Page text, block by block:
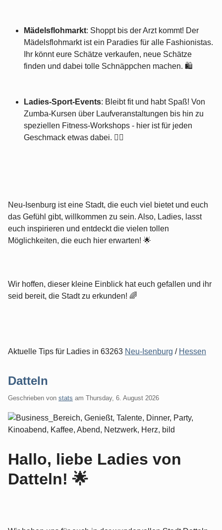
Mädelsflohmarkt: Shoppt bis der Arzt kommt! Der
Mädelsflohmarkt ist ein Paradies für alle Fashionistas.
Ihr könnt eure Schätze verkaufen, neue Schätze
finden und dabei tolle Schnäppchen machen. 🛍️
Ladies-Sport-Events: Bleibt fit und habt Spaß! Von
Zumba-Kursen über Laufveranstaltungen bis hin zu
speziellen Fitness-Workshops - hier ist für jeden
Geschmack etwas dabei. 🏃‍♀️
Neu-Isenburg ist eine Stadt, die euch viel bietet und euch
das Gefühl gibt, willkommen zu sein. Also, Ladies, lasst
euch inspirieren und entdeckt die vielen tollen
Möglichkeiten, die euch hier erwarten! 🌟
Wir hoffen, dieser kleine Einblick hat euch gefallen und ihr
seid bereit, die Stadt zu erkunden! 🌈
Aktuelle Tips für Ladies in 63263 Neu-Isenburg / Hessen
Datteln
Geschrieben von stats am Thursday, 6. August 2026
Hallo, liebe Ladies von
Datteln! 🌟